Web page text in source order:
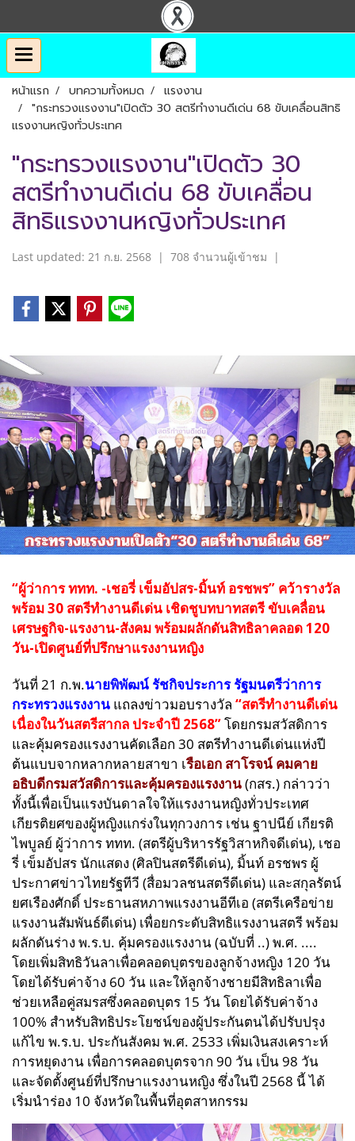
หน้าแรก บทความทั้งหมด
แรงงาน
"กระทรวงแรงงาน"เปิดตัว 30 สตรีทำงานดีเด่น 68 ขับเคลื่อนสิทธิ
แรงงานหญิงทั่วประเทศ
"กระทรวงแรงงาน"เปิดตัว 30
สตรีทำงานดีเด่น 68 ขับเคลื่อน
สิทธิแรงงานหญิงทั่วประเทศ
Last updated: 21 ก.ย. 2568 | 708 จำนวนผู้เข้าชม |
“ผู้ว่าการ ททท. -เชอรี่ เข็มอัปสร-มิ้นท์ อรชพร” คว้ารางวัล
พร้อม 30 สตรีทำงานดีเด่น เชิดชูบทบาทสตรี ขับเคลื่อน
เศรษฐกิจ-แรงงาน-สังคม พร้อมผลักดันสิทธิลาคลอด 120
วัน-เปิดศูนย์ที่ปรึกษาแรงงานหญิง
วันที่ 21 ก.พ.นายพิพัฒน์ รัชกิจประการ รัฐมนตรีว่าการ
กระทรวงแรงงาน แถลงข่าวมอบรางวัล “สตรีทำงานดีเด่น
เนื่องในวันสตรีสากล ประจำปี 2568”โดยกรมสวัสดิการ
และคุ้มครองแรงงานคัดเลือก 30 สตรีทำงานดีเด่นแห่งปี
ต้นแบบจากหลากหลายสาขา เรือเอก สาโรจน์ คมคาย
อธิบดีกรมสวัสดิการและคุ้มครองแรงงาน(กสร.) กล่าวว่า
ทั้งนี้เพื่อเป็นแรงบันดาลใจให้แรงงานหญิงทั่วประเทศ
เกียรติยศของผู้หญิงแกร่งในทุกวงการ เช่น ฐาปนีย์ เกียรติ
ไพบูลย์ ผู้ว่าการ ททท. (สตรีผู้บริหารรัฐวิสาหกิจดีเด่น), เชอ
รี่ เข็มอัปสร นักแสดง (ศิลปินสตรีดีเด่น), มิ้นท์ อรชพร ผู้
ประกาศข่าวไทยรัฐทีวี (สื่อมวลชนสตรีดีเด่น) และสกุลรัตน์
ยศเรืองศักดิ์ ประธานสหภาพแรงงานอีทีเอ (สตรีเครือข่าย
แรงงานสัมพันธ์ดีเด่น) เพื่อยกระดับสิทธิแรงงานสตรี พร้อม
ผลักดันร่าง พ.ร.บ. คุ้มครองแรงงาน (ฉบับที่ ..) พ.ศ. ....
โดยเพิ่มสิทธิวันลาเพื่อคลอดบุตรของลูกจ้างหญิง 120 วัน
โดยได้รับค่าจ้าง 60 วัน และให้ลูกจ้างชายมีสิทธิลาเพื่อ
ช่วยเหลือคู่สมรสซึ่งคลอดบุตร 15 วัน โดยได้รับค่าจ้าง
100% สำหรับสิทธิประโยชน์ของผู้ประกันตนได้ปรับปรุง
แก้ไข พ.ร.บ. ประกันสังคม พ.ศ. 2533 เพิ่มเงินสงเคราะห์
การหยุดงาน เพื่อการคลอดบุตรจาก 90 วัน เป็น 98 วัน
และจัดตั้งศูนย์ที่ปรึกษาแรงงานหญิง ซึ่งในปี 2568 นี้ ได้
เริ่มนำร่อง 10 จังหวัดในพื้นที่อุตสาหกรรม